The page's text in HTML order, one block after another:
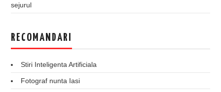
sejurul
RECOMANDARI
Stiri Inteligenta Artificiala
Fotograf nunta Iasi